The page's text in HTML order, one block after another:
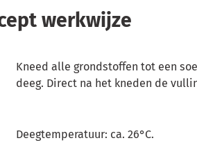
werkwijze
Kneed alle grondstoffen tot een
deeg. Direct na het kneden de
Deegtemperatuur: ca. 26°C.